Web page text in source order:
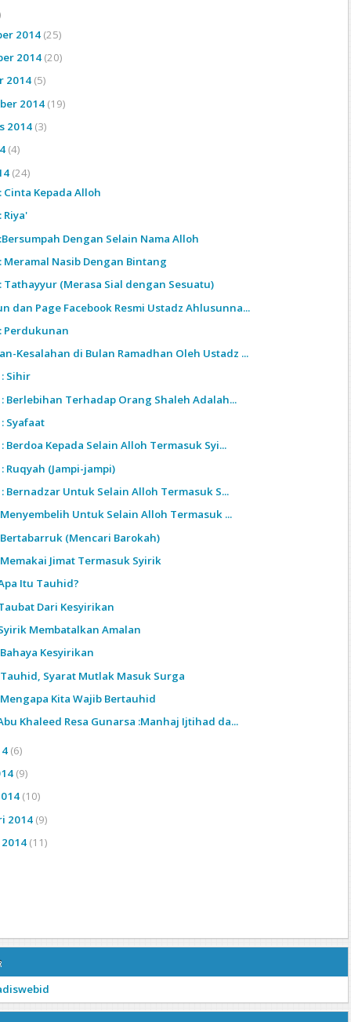
2014 (25)
2014 (20)
2014 (5)
2014 (19)
2014 (3)
(4)
(24)
Cinta Kepada Alloh
Riya'
Dengan Selain Nama Alloh
Meramal Nasib Dengan Bintang
Tathayyur (Merasa Sial dengan Sesuatu)
dan Page Facebook Resmi Ustadz Ahlusunna...
Perdukunan
Kesalahan di Bulan Ramadhan Oleh Ustadz ...
: Sihir
: Berlebihan Terhadap Orang Shaleh Adalah...
Syafaat
: Berdoa Kepada Selain Alloh Termasuk Syi...
: Ruqyah (Jampi-jampi)
: Bernadzar Untuk Selain Alloh Termasuk S...
Menyembelih Untuk Selain Alloh Termasuk ...
Bertabarruk (Mencari Barokah)
Memakai Jimat Termasuk Syirik
Itu Tauhid?
Dari Kesyirikan
Membatalkan Amalan
Bahaya Kesyirikan
Tauhid, Syarat Mutlak Masuk Surga
Mengapa Kita Wajib Bertauhid
Khaleed Resa Gunarsa :Manhaj Ijtihad da...
(6)
(9)
(10)
2014 (9)
(11)